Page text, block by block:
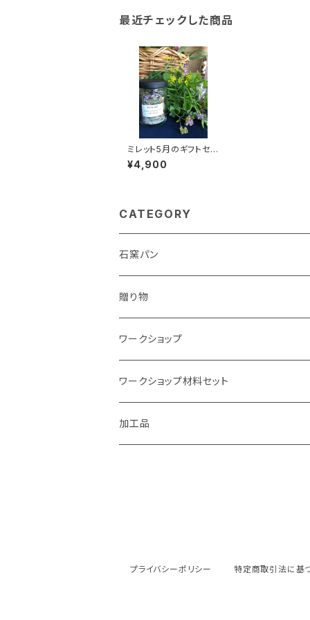
最近チェックした商品
ミレット5月のギフトセッ
ト 5月15日(金)お届け
便
¥4,900
CATEGORY
石窯パン
贈り物
ワークショップ
ワークショップ材料セット
加工品
プライバシーポリシー 特定商取引法に基